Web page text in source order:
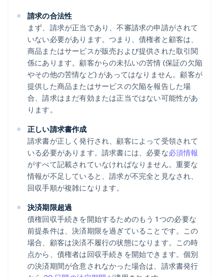
請求の合法性
まず、請求が正当であり、不審請求の申請がされて
いない必要があります。つまり、債権者と顧客は、
商品またはサービスが販売および提供された取引関
係にあります。顧客からの未払いの苦情 (保証の欠陥
やその他の苦情など) があってはなりません。顧客が
提供した商品またはサービスの欠陥を報告した場
合、請求はまだ有効または正当ではない可能性があ
ります。
正しい請求書作成
請求書が正しく発行され、顧客によって受領されて
いる必要があります。請求書には、必要な必須情報
がすべて記載されていなければなりません。重要な
情報が不足していると、請求が不完全と見なされ、
回収手順が複雑になります。
決済期限超過
債権回収手続きを開始するためのもう 1 つの必要な
前提条件は、決済期限を過ぎていることです。この
場合、顧客は決済不履行の状態になります。この時
点から、債権者は回収手続きを開始できます。個別
の決済期間が合意されなかった場合は、請求書発行